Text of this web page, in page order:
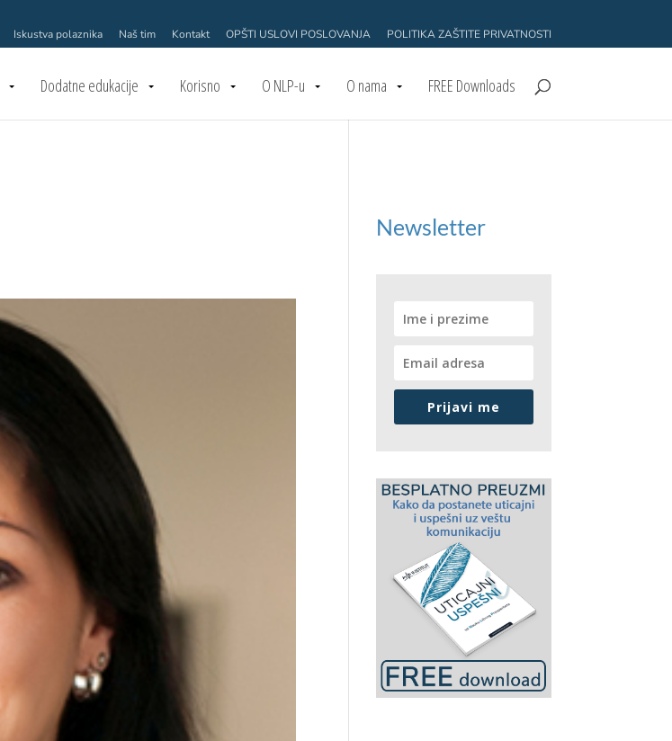
Iskustva polaznika Naš tim Kontakt OPŠTI USLOVI POSLOVANJA POLITIKA ZAŠTITE PRIVATNOSTI
Dodatne edukacije Korisno O NLP-u O nama FREE Downloads
Newsletter
Prijavi me